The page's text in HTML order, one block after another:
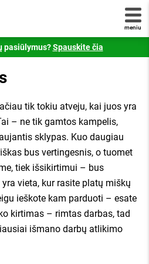
meniu
tik tokiu atveju, kai juos yra
– ne tik gamtos kampelis,
sklypas. Kuo daugiau
bus vertingesnis, o tuomet
tiek išsikirtimui – bus
vieta, kur rasite platų miškų
ieškote kam parduoti – esate
kirtimas – rimtas darbas, tad
išmano darbų atlikimo
pasiūlymus? Spauskite čia
patikrinti Valstybinės
tarnybos.
susisiekę
susisiekti su mumis!
su
branginu.lt
politikair jų laikysiuos.
užklausą
×
pasiūlymus!
suBranginu.lt
politikair jų laikysiuos.